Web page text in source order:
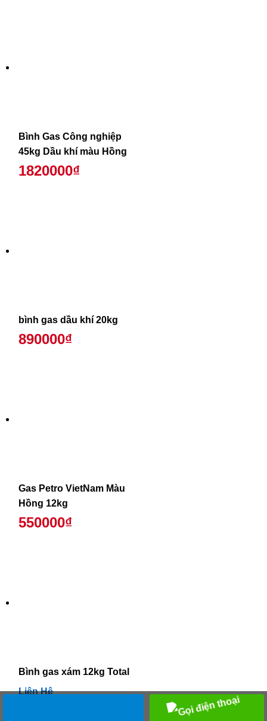
Bình Gas Công nghiệp
45kg Dầu khí màu Hồng
1820000₫
bình gas dầu khí 20kg
890000₫
Gas Petro VietNam Màu
Hồng 12kg
550000₫
Bình gas xám 12kg Total
Liên Hệ